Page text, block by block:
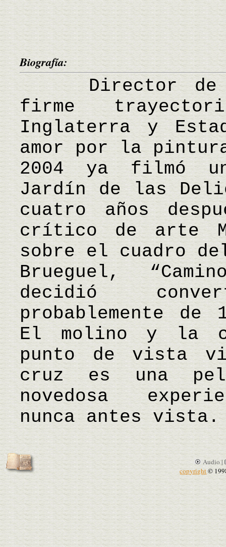
Biografía:
Director de
firme
Inglaterra y
amor por la
2004 ya filmó
Jardín de las
cuatro años
crítico de arte
sobre el cuadro
Brueguel,
decidió
probablemente
El molino y la
punto de vista
cruz es una
novedosa
nunca antes
Audio |
copyright©